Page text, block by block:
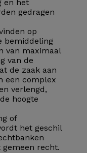
en het
gedragen
op
bemiddeling
van maximaal
van de
de zaak aan
een complex
verlengd,
hoogte
of
het geschil
gemeen recht.